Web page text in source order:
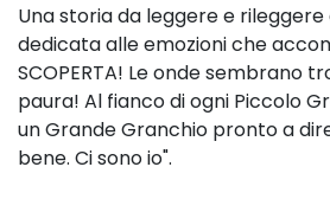
Una storia da leggere e
dedicata alle emozioni che
SCOPERTA! Le onde sembrano
paura! Al fianco di ogni Piccolo
un Grande Granchio pronto a
bene. Ci sono io".